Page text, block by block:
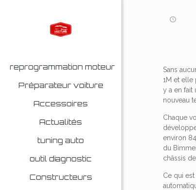
reprogrammation moteur
Préparateur voiture
Accessoires
Actualités
tuning auto
outil diagnostic
Constructeurs
Sans
1M et elle
y a en fait
nouveau
Chaque
environ
du
châssis
Ce qui